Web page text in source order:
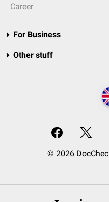
Career
For Business
Other stuff
© 2026